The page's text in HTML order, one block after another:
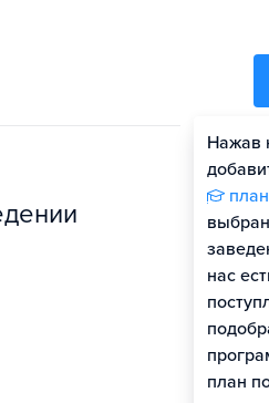
Нажав
нас
план